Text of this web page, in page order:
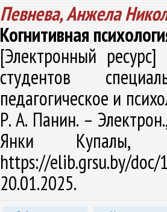
Певнева, Анжела
Когнитивная
[Электронный
студентов
педагогическое и
Р. А. Панин. –
Янки
https://elib.grsu.by/
20.01.2025.